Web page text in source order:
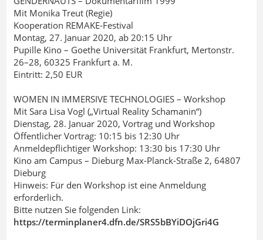
Mit Monika Treut (Regie)
Kooperation REMAKE-Festival
Montag, 27. Januar 2020, ab 20:15 Uhr
Pupille Kino – Goethe Universität Frankfurt, Mertonstr.
26–28, 60325 Frankfurt a. M.
Eintritt: 2,50 EUR
WOMEN IN IMMERSIVE TECHNOLOGIES – Workshop
Mit Sara Lisa Vogl („Virtual Reality Schamanin“)
Dienstag, 28. Januar 2020, Vortrag und Workshop
Öffentlicher Vortrag: 10:15 bis 12:30 Uhr
Anmeldepflichtiger Workshop: 13:30 bis 17:30 Uhr
Kino am Campus – Dieburg Max-Planck-Straße 2, 64807
Dieburg
Hinweis: Für den Workshop ist eine Anmeldung
erforderlich.
Bitte nutzen Sie folgenden Link:
https://terminplaner4.dfn.de/SRS5bBYiDOjGri4G